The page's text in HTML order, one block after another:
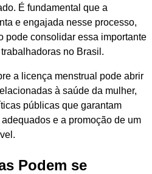
É fundamental que a
e engajada nesse processo,
pode consolidar essa importante
no Brasil.
a licença menstrual pode abrir
à saúde da mulher,
públicas que garantam
e a promoção de um
Podem se